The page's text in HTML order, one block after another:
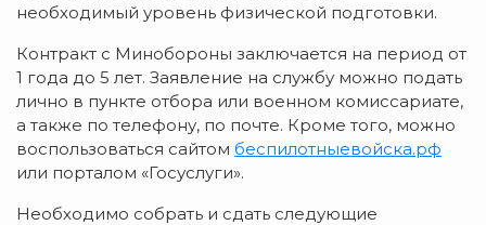
необходимый уровень физической подготовки.
Контракт с Минобороны заключается на период от
1 года до 5 лет. Заявление на службу можно подать
лично в пункте отбора или военном комиссариате,
а также по телефону, по почте. Кроме того, можно
воспользоваться сайтом беспилотныевойска.рф
или порталом «Госуслуги».
Необходимо собрать и сдать следующие